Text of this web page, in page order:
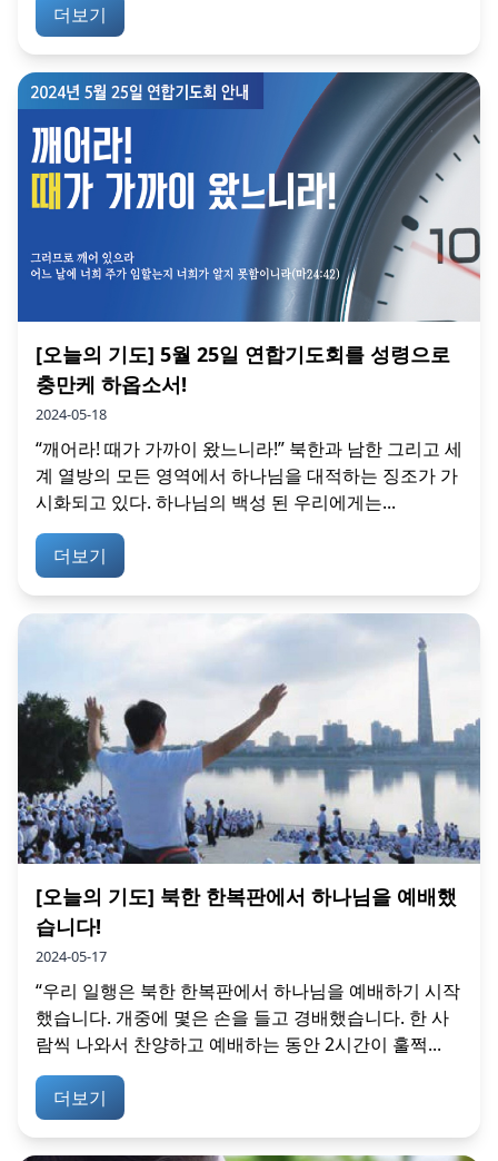
더보기
[오늘의 기도] 5월 25일 연합기도회를 성령으로
충만케 하옵소서!
2024-05-18
“깨어라! 때가 가까이 왔느니라!” 북한과 남한 그리고 세
계 열방의 모든 영역에서 하나님을 대적하는 징조가 가
시화되고 있다. 하나님의 백성 된 우리에게는...
더보기
[오늘의 기도] 북한 한복판에서 하나님을 예배했
습니다!
2024-05-17
“우리 일행은 북한 한복판에서 하나님을 예배하기 시작
했습니다. 개중에 몇은 손을 들고 경배했습니다. 한 사
람씩 나와서 찬양하고 예배하는 동안 2시간이 훌쩍...
더보기